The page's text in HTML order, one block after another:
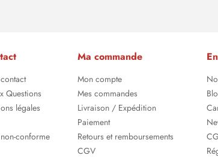
Questions
légales
conforme
Ma commande
Mon compte
Mes commandes
Livraison / Expédition
Paiement
Retours et remboursements
CGV